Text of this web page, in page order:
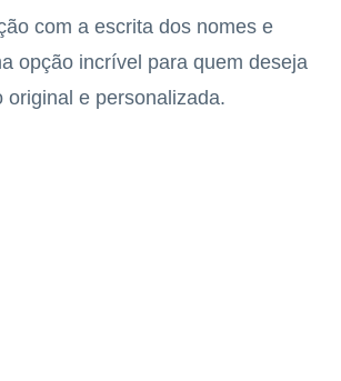
com a escrita dos nomes e
opção incrível para quem deseja
original e personalizada.